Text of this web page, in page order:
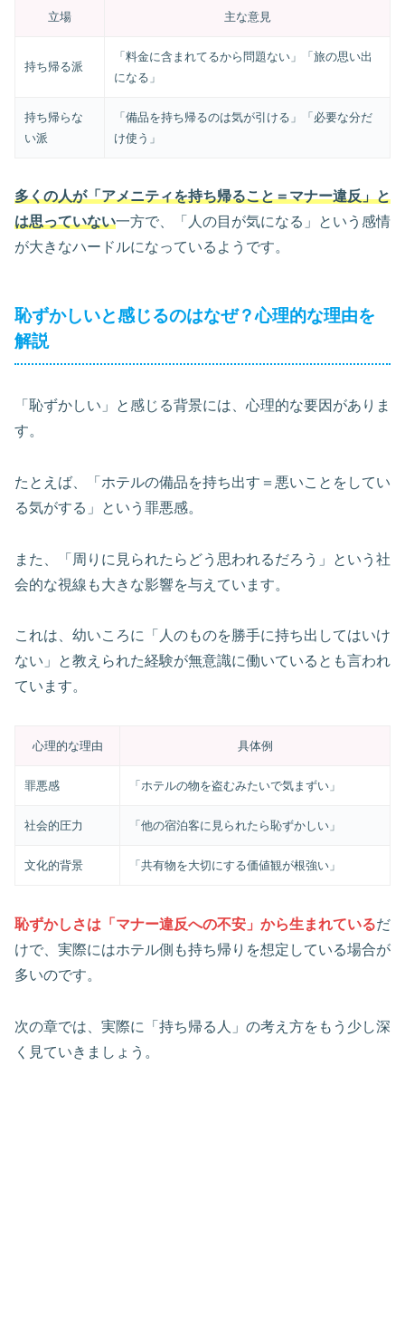
立場 主な意見
持ち帰る派
「料金に含まれてるから問題ない」「旅の思い出
になる」
持ち帰らな
い派
「備品を持ち帰るのは気が引ける」「必要な分だ
け使う」
多くの人が「アメニティを持ち帰ること＝マナー違反」と
は思っていない一方で、「人の目が気になる」という感情
が大きなハードルになっているようです。
恥ずかしいと感じるのはなぜ？心理的な理由を
解説
「恥ずかしい」と感じる背景には、心理的な要因がありま
す。
たとえば、「ホテルの備品を持ち出す＝悪いことをしてい
る気がする」という罪悪感。
また、「周りに見られたらどう思われるだろう」という社
会的な視線も大きな影響を与えています。
これは、幼いころに「人のものを勝手に持ち出してはいけ
ない」と教えられた経験が無意識に働いているとも言われ
ています。
心理的な理由 具体例
罪悪感 「ホテルの物を盗むみたいで気まずい」
社会的圧力 「他の宿泊客に見られたら恥ずかしい」
文化的背景 「共有物を大切にする価値観が根強い」
恥ずかしさは「マナー違反への不安」から生まれているだ
けで、実際にはホテル側も持ち帰りを想定している場合が
多いのです。
次の章では、実際に「持ち帰る人」の考え方をもう少し深
く見ていきましょう。